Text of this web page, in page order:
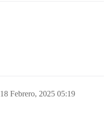
18 Febrero, 2025 05:19